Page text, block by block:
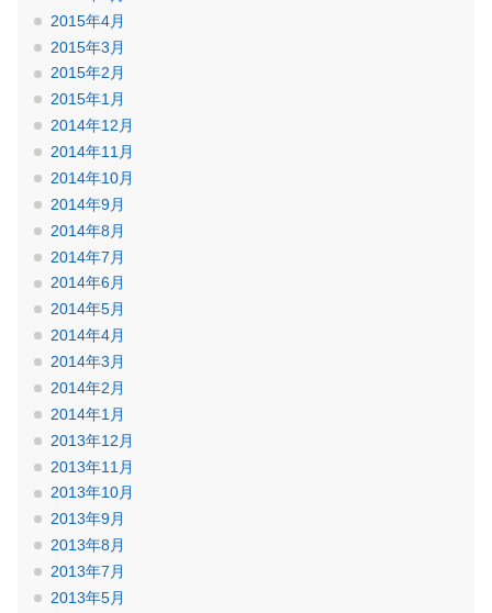
2015年4月
2015年3月
2015年2月
2015年1月
2014年12月
2014年11月
2014年10月
2014年9月
2014年8月
2014年7月
2014年6月
2014年5月
2014年4月
2014年3月
2014年2月
2014年1月
2013年12月
2013年11月
2013年10月
2013年9月
2013年8月
2013年7月
2013年5月